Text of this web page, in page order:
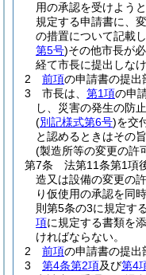
用の承認を受けよう
規定する申請書に、
の措置について記載
第5号)その他市長が
経て市長に提出しな
2
前項の申請書の提出
3
市長は、 第1項の申
し、災害の発生の防
(別記様式第6号)を交
と認めるときはその
(製造所等の変更の許
第7条
法第11条第1項
造又は設備の変更の
り仮使用の承認を同
則第5条の3に規定す
項に規定する書類を
ければならない。
2
前項の申請書の提出
3
第4条第2項及び第4